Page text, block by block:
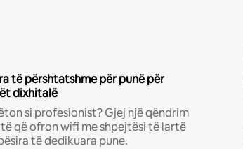
të përshtatshme për punë për
dixhitalë
si profesionist? Gjej një qëndrim
që ofron wifi me shpejtësi të lartë
të dedikuara pune.